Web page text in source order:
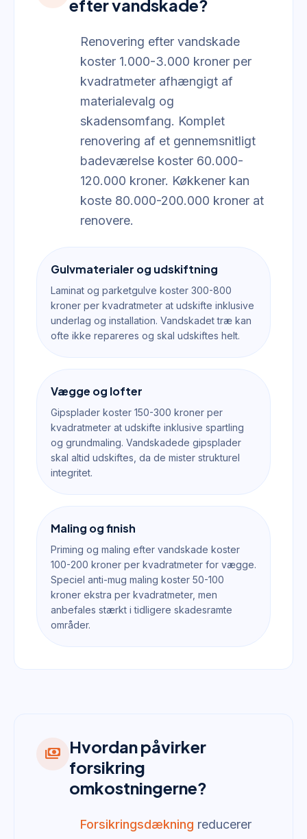
efter vandskade?
Renovering efter vandskade
koster 1.000-3.000 kroner per
kvadratmeter afhængigt af
materialevalg og
skadensomfang. Komplet
renovering af et gennemsnitligt
badeværelse koster 60.000-
120.000 kroner. Køkkener kan
koste 80.000-200.000 kroner at
renovere.
Gulvmaterialer og udskiftning
Laminat og parketgulve koster 300-800
kroner per kvadratmeter at udskifte inklusive
underlag og installation. Vandskadet træ kan
ofte ikke repareres og skal udskiftes helt.
Vægge og lofter
Gipsplader koster 150-300 kroner per
kvadratmeter at udskifte inklusive spartling
og grundmaling. Vandskadede gipsplader
skal altid udskiftes, da de mister strukturel
integritet.
Maling og finish
Priming og maling efter vandskade koster
100-200 kroner per kvadratmeter for vægge.
Speciel anti-mug maling koster 50-100
kroner ekstra per kvadratmeter, men
anbefales stærkt i tidligere skadesramte
områder.
payments Hvordan påvirker
forsikring
omkostningerne?
Forsikringsdækning reducerer